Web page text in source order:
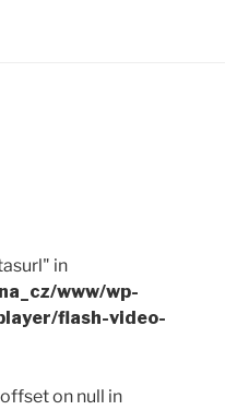
in
www/wp-
flash-video-
on null in